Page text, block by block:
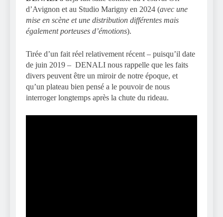
d’Avignon et au Studio Marigny en 2024 (avec une
mise en scène et une distribution différentes mais
également porteuses d’émotions).
Tirée d’un fait réel relativement récent – puisqu’il date
de juin 2019 – DENALI nous rappelle que les faits
divers peuvent être un miroir de notre époque, et
qu’un plateau bien pensé a le pouvoir de nous
interroger longtemps après la chute du rideau.